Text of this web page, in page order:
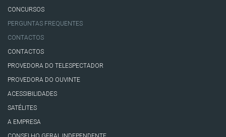
CONCURSOS
PERGUNTAS FREQUENTES
CONTACTOS
CONTACTOS
PROVEDORA DO TELESPECTADOR
PROVEDORA DO OUVINTE
ACESSIBILIDADES
SATÉLITES
A EMPRESA